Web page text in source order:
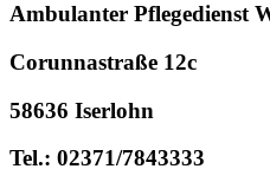
Ambulanter Pflegedienst
Corunnastraße 12c
58636 Iserlohn
Tel.: 02371/7843333